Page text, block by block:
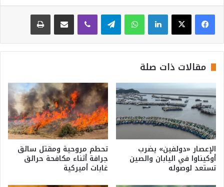
لينكدإن واتساب تيلقرام
مقالات ذات صلة
الإعصار «دولفين» يضرب
أوكيناوا في اليابان والصين
تستعد لوصوله
تحطم مروحية ومقتل سائق
جرافة أثناء مكافحة حرائق
غابات أميركية